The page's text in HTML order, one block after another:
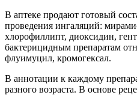
В аптеке продают готовый
проведения ингаляций:
хлорофиллипт, диоксидин,
бактерицидным препаратам
флуимуцил, кромогексал.
В аннотации к каждому
разного возраста. В основе